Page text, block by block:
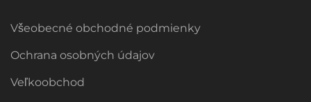
Všeobecné obchodné podmienky
Ochrana osobných údajov
Veľkoobchod